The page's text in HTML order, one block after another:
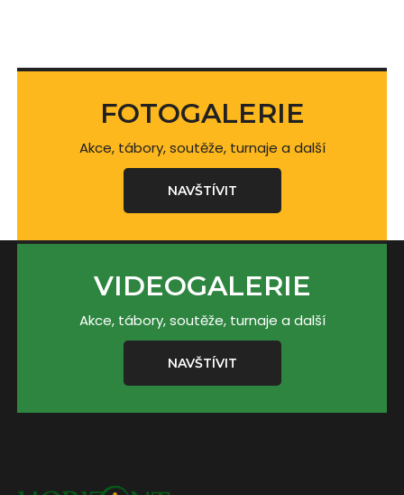
FOTOGALERIE
Akce, tábory, soutěže, turnaje a další
NAVŠTÍVIT
VIDEOGALERIE
Akce, tábory, soutěže, turnaje a další
NAVŠTÍVIT